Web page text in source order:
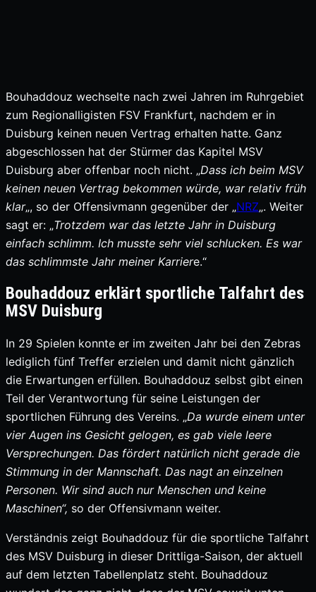
Bouhaddouz wechselte nach zwei Jahren im Ruhrgebiet
zum Regionalligisten FSV Frankfurt, nachdem er in
Duisburg keinen neuen Vertrag erhalten hatte. Ganz
abgeschlossen hat der Stürmer das Kapitel MSV
Duisburg aber offenbar noch nicht. „Dass ich beim MSV
keinen neuen Vertrag bekommen würde, war relativ früh
klar„, so der Offensivmann gegenüber der „NRZ„. Weiter
sagt er: „Trotzdem war das letzte Jahr in Duisburg
einfach schlimm. Ich musste sehr viel schlucken. Es war
das schlimmste Jahr meiner Karriere.“
Bouhaddouz erklärt sportliche Talfahrt des
MSV Duisburg
In 29 Spielen konnte er im zweiten Jahr bei den Zebras
lediglich fünf Treffer erzielen und damit nicht gänzlich
die Erwartungen erfüllen. Bouhaddouz selbst gibt einen
Teil der Verantwortung für seine Leistungen der
sportlichen Führung des Vereins. „Da wurde einem unter
vier Augen ins Gesicht gelogen, es gab viele leere
Versprechungen. Das fördert natürlich nicht gerade die
Stimmung in der Mannschaft. Das nagt an einzelnen
Personen. Wir sind auch nur Menschen und keine
Maschinen“, so der Offensivmann weiter.
Verständnis zeigt Bouhaddouz für die sportliche Talfahrt
des MSV Duisburg in dieser Drittliga-Saison, der aktuell
auf dem letzten Tabellenplatz steht. Bouhaddouz